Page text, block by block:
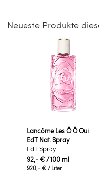
Neueste Produkte
Lancôme Les Ô Ô Oui
EdT Nat. Spray
EdT Spray
92,- €/ 100 ml
920,- € / Liter